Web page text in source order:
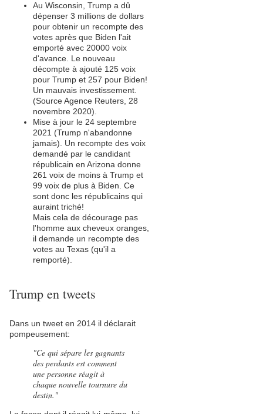
Au Wisconsin, Trump a dû
dépenser 3 millions de dollars
pour obtenir un recompte des
votes après que Biden l'ait
emporté avec 20000 voix
d'avance. Le nouveau
décompte à ajouté 125 voix
pour Trump et 257 pour Biden!
Un mauvais investissement.
(Source Agence Reuters, 28
novembre 2020).
Mise à jour le 24 septembre
2021 (Trump n'abandonne
jamais). Un recompte des voix
demandé par le candidant
républicain en Arizona donne
261 voix de moins à Trump et
99 voix de plus à Biden. Ce
sont donc les républicains qui
auraint triché!
Mais cela de décourage pas
l'homme aux cheveux oranges,
il demande un recompte des
votes au Texas (qu'il a
remporté).
Trump en tweets
Dans un tweet en 2014 il déclarait
pompeusement:
"Ce qui sépare les gagnants
des perdants est comment
une personne réagit à
chaque nouvelle tournure du
destin."